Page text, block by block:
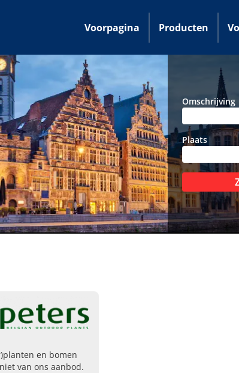
Voorpagina Producten
Omschrijving
Plaats
en bomen
van ons aanbod.